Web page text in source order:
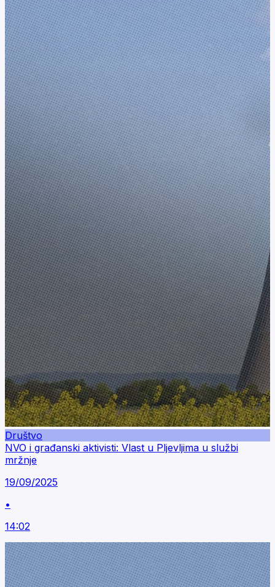
Društvo
NVO i građanski aktivisti: Vlast u Pljevljima u službi
mržnje
19/09/2025
•
14:02